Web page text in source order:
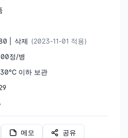
| 삭제 (2023-11-01 적용)
정/병
30℃ 이하 보관
메모 공유